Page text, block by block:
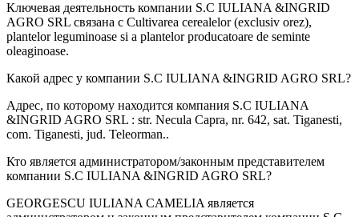
Ключевая деятельность компании S.C IULIANA &INGRID
AGRO SRL связана с Cultivarea cerealelor (exclusiv orez),
plantelor leguminoase si a plantelor producatoare de seminte
oleaginoase.
Какой адрес у компании S.C IULIANA &INGRID AGRO SRL?
Адрес, по которому находится компания S.C IULIANA
&INGRID AGRO SRL : str. Necula Capra, nr. 642, sat. Tiganesti,
com. Tiganesti, jud. Teleorman..
Кто является администратором/законным представителем
компании S.C IULIANA &INGRID AGRO SRL?
GEORGESCU IULIANA CAMELIA является